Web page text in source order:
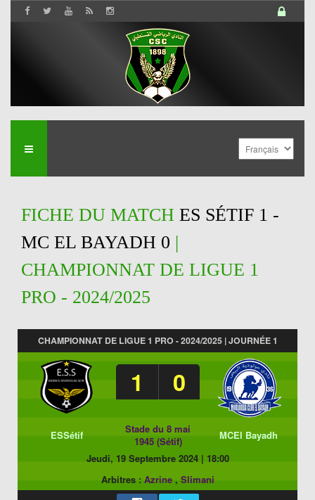
FICHE DU MATCH ES SÉTIF 1 -
MC EL BAYADH 0 |
CHAMPIONNAT DE LIGUE 1
PRO - 2024/2025
CHAMPIONNAT DE LIGUE 1 PRO - 2024/2025 | JOURNÉE 1
1 0
ESSétif
Stade du 8 mai
1945 (Sétif)
MCEl Bayadh
Jeudi, 19 Septembre 2024| 18:00
Arbitres : Azrine, Slimani